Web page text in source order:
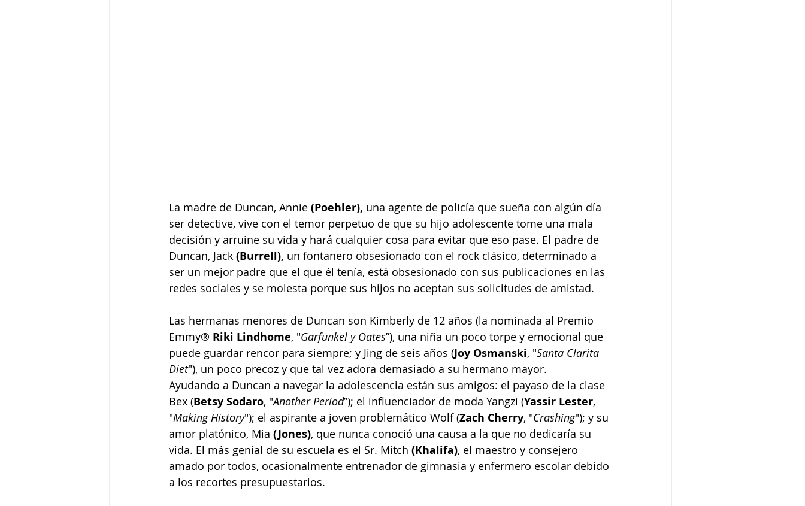
La madre de Duncan, Annie (Poehler), una agente de policía que sueña con algún día
ser detective, vive con el temor perpetuo de que su hijo adolescente tome una mala
decisión y arruine su vida y hará cualquier cosa para evitar que eso pase. El padre de
Duncan, Jack (Burrell), un fontanero obsesionado con el rock clásico, determinado a
ser un mejor padre que el que él tenía, está obsesionado con sus publicaciones en las
redes sociales y se molesta porque sus hijos no aceptan sus solicitudes de amistad.
Las hermanas menores de Duncan son Kimberly de 12 años (la nominada al Premio
Emmy® Riki Lindhome, "Garfunkel y Oates”), una niña un poco torpe y emocional que
puede guardar rencor para siempre; y Jing de seis años (Joy Osmanski, "Santa Clarita
Diet"), un poco precoz y que tal vez adora demasiado a su hermano mayor.
Ayudando a Duncan a navegar la adolescencia están sus amigos: el payaso de la clase
Bex (Betsy Sodaro, "Another Period”); el influenciador de moda Yangzi (Yassir Lester,
"Making History"); el aspirante a joven problemático Wolf (Zach Cherry, "Crashing"); y su
amor platónico, Mia (Jones), que nunca conoció una causa a la que no dedicaría su
vida. El más genial de su escuela es el Sr. Mitch (Khalifa), el maestro y consejero
amado por todos, ocasionalmente entrenador de gimnasia y enfermero escolar debido
a los recortes presupuestarios.